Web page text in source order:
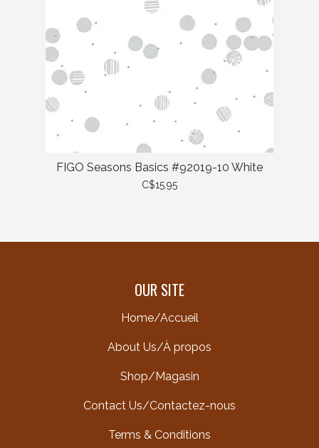
FIGO Seasons Basics #92019-10 White
C$15.95
OUR SITE
Home/Accueil
About Us/À propos
Shop/Magasin
Contact Us/Contactez-nous
Terms & Conditions